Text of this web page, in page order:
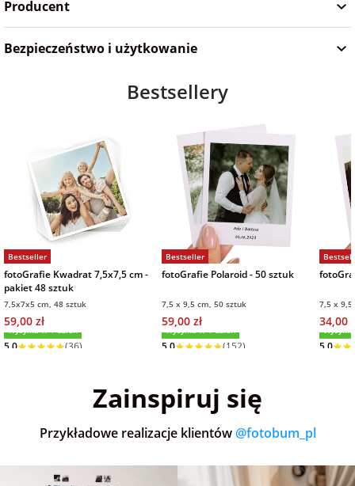
na Wielkanoc
kawalerski
Producent
Bezpieczeństwo i użytkowanie
Bestsellery
Bestseller
fotoGrafie Kwadrat 7,5x7,5 cm -
pakiet 48 sztuk
7,5x7x5 cm, 48 sztuk
59,00 zł
Wysyłka w 1 dzień
Bestseller
fotoGrafie Polaroid - 50 sztuk
7,5 x 9,5 cm, 50 sztuk
59,00 zł
Wysyłka w 1 dzień
7,5 x
34,00
Zainspiruj się
Przykładowe realizacje klientów @fotobum_pl